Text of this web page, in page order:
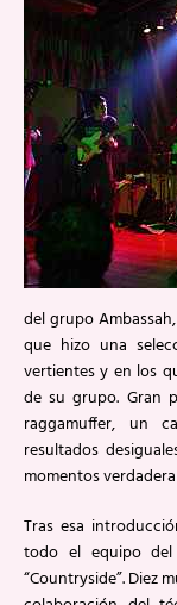
del grupo
que hizo una
vertientes y en los
de su grupo. Gran
raggamuffer, un
resultados
momentos
Tras esa
todo el equipo
“Countryside”. Diez